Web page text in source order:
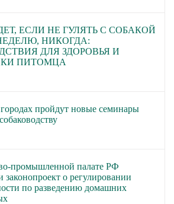
ЕСЛИ НЕ ГУЛЯТЬ С СОБАКОЙ
НИКОГДА:
ДЛЯ ЗДОРОВЬЯ И
ПИТОМЦА
пройдут новые семинары
промышленной палате РФ
законопроект о регулировании
по разведению домашних